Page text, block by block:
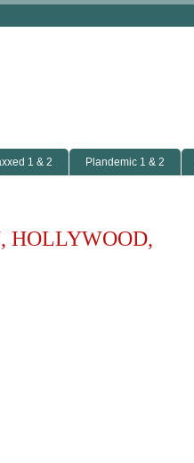
1 & 2 Plandemic 1 & 2
HOLLYWOOD,